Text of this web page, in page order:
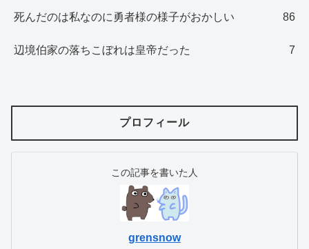
死んだのは私なのに勇者様の様子がおかしい 86
辺境伯家の落ちこぼれは皇帝だった 7
プロフィール
この記事を書いた人
grensnow